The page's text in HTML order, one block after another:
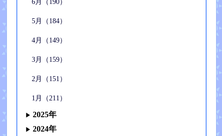
6月（190）
5月（184）
4月（149）
3月（159）
2月（151）
1月（211）
2025年
2024年